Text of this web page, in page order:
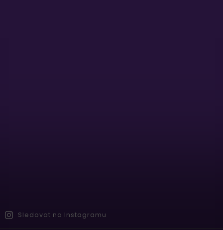
Sledovat na Instagramu